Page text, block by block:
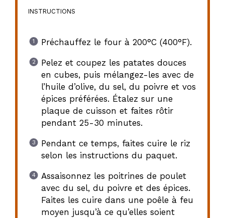
INSTRUCTIONS
Préchauffez le four à 200°C (400°F).
Pelez et coupez les patates douces
en cubes, puis mélangez-les avec de
l’huile d’olive, du sel, du poivre et vos
épices préférées. Étalez sur une
plaque de cuisson et faites rôtir
pendant 25-30 minutes.
Pendant ce temps, faites cuire le riz
selon les instructions du paquet.
Assaisonnez les poitrines de poulet
avec du sel, du poivre et des épices.
Faites les cuire dans une poêle à feu
moyen jusqu’à ce qu’elles soient